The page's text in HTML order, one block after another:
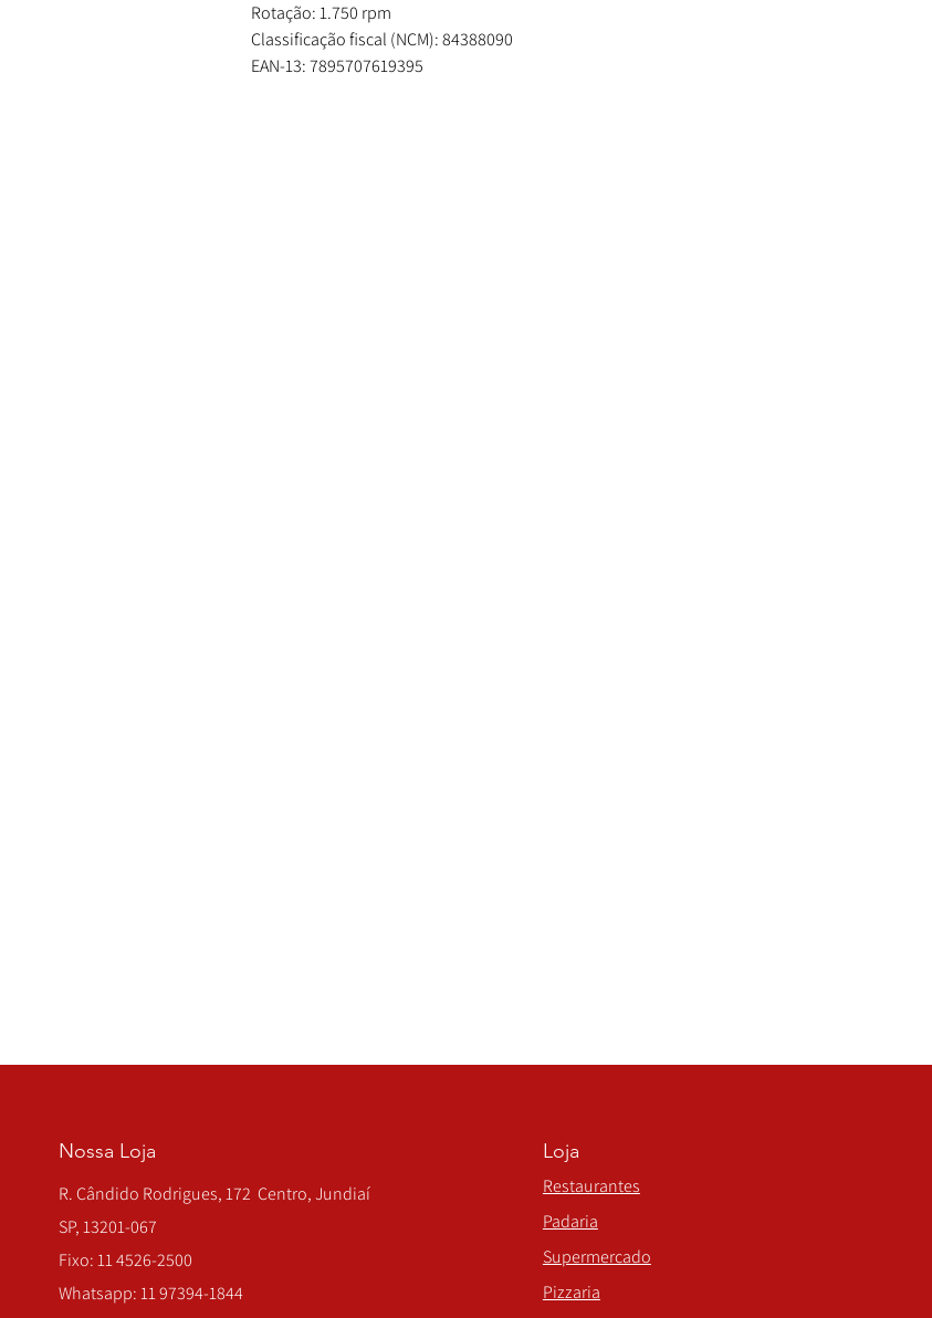
Rotação: 1.750 rpm
Classificação fiscal (NCM): 84388090
EAN-13: 7895707619395
Nossa Loja
R. Cândido Rodrigues, 172 Centro, Jundiaí
SP, 13201-067
Fixo: 11 4526-2500
Whatsapp: 11 97394-1844
Loja
Restaurantes
Padaria
Supermercado
Pizzaria